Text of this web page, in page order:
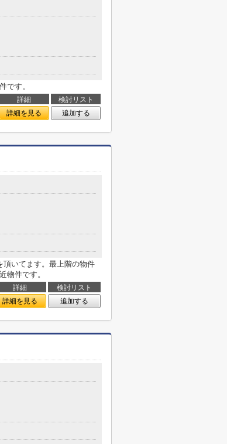
です。
詳細
検討リスト
詳細を見る 追加する
頂いてます。最上階の物件
物件です。
詳細
検討リスト
詳細を見る 追加する